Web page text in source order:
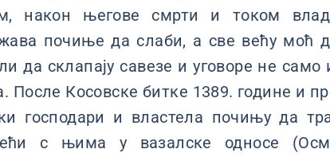
након његове смрти и током
почиње да слаби, а све већу моћ
да склапају савезе и уговоре не само
Косовске битке 1389. године и
господари и властела почињу да
с њима у вазалске односе